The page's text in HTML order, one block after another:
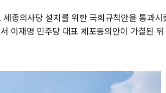
여수 오동도 인근
추미애, '위안부' 피
인천 선재도 갯벌서
인천서 말다툼 중
'화합' 꺼낸 김민석
李대통령, ISA 개
종의사당 설치를 위한 국회규칙안을 통과시
이재명 민주당 대표 체포동의안이 가결된